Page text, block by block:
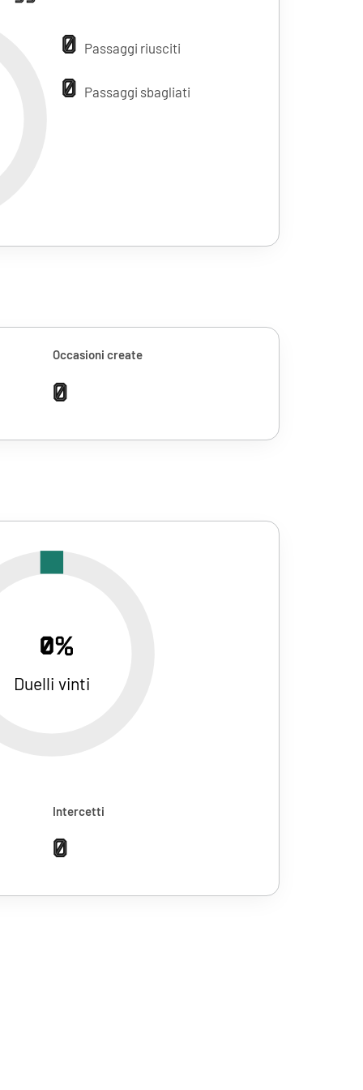
0 Passaggi riusciti
0 Passaggi sbagliati
Occasioni create
0
0%
Duelli vinti
Intercetti
0